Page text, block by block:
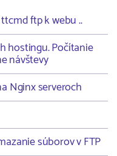
ftp k webu ..
hostingu. Počítanie
návštevy
Nginx serveroch
súborov v FTP